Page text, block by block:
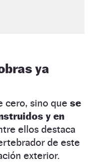
ya
cero, sino que se
y en
ellos destaca
de este
exterior.